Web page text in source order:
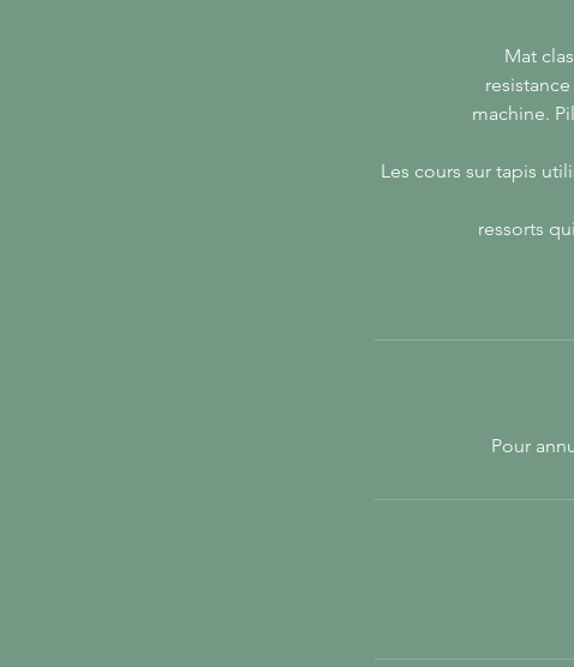
Mat
machine.
Les cours sur tapis
ressorts
Pour